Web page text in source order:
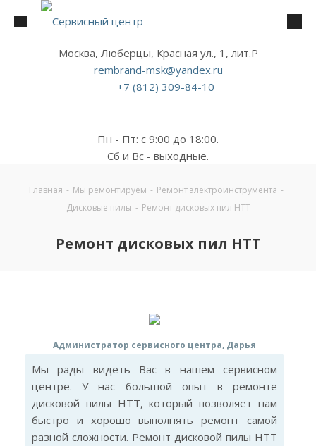
Москва, Люберцы, Красная ул., 1, лит.Р
rembrand-msk@yandex.ru
+7 (812) 309-84-10
Пн - Пт: с 9:00 до 18:00.
Сб и Вс - выходные.
Главная - Мы ремонтируем - Ремонт электроинструмента -
Дисковые пилы - Ремонт дисковых пил HTT
Ремонт дисковых пил HTT
Администратор сервисного центра, Дарья
Мы рады видеть Вас в нашем сервисном
центре. У нас большой опыт в ремонте
дисковой пилы HTT, который позволяет нам
быстро и хорошо выполнять ремонт самой
разной сложности. Ремонт дисковой пилы HTT